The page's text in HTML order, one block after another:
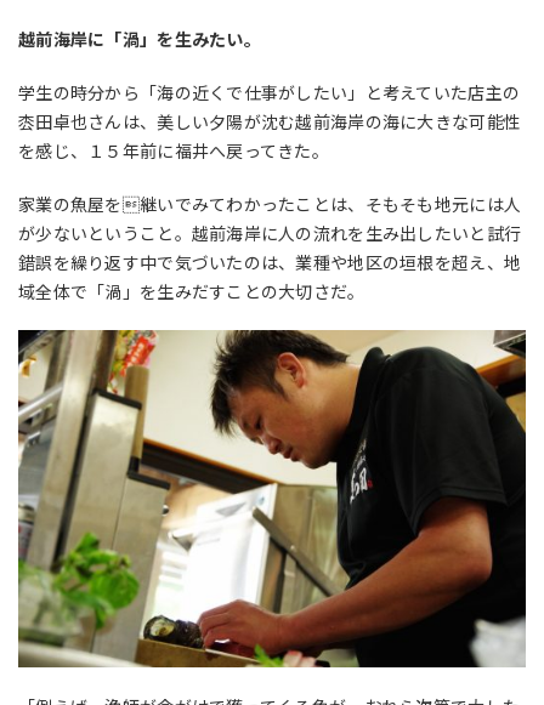
越前海岸に「渦」を生みたい。
学生の時分から「海の近くで仕事がしたい」と考えていた店主の
枩田卓也さんは、美しい夕陽が沈む越前海岸の海に大きな可能性
を感じ、１５年前に福井へ戻ってきた。
家業の魚屋を継いでみてわかったことは、そもそも地元には人
が少ないということ。越前海岸に人の流れを生み出したいと試行
錯誤を繰り返す中で気づいたのは、業種や地区の垣根を超え、地
域全体で「渦」を生みだすことの大切さだ。